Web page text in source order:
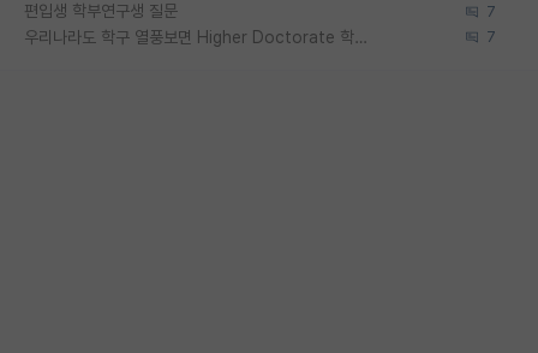
편입생 학부연구생 질문 7
우리나라도 학구 열풍보면 Higher Doctorate 학위가 필요하다고 봅니다. 7